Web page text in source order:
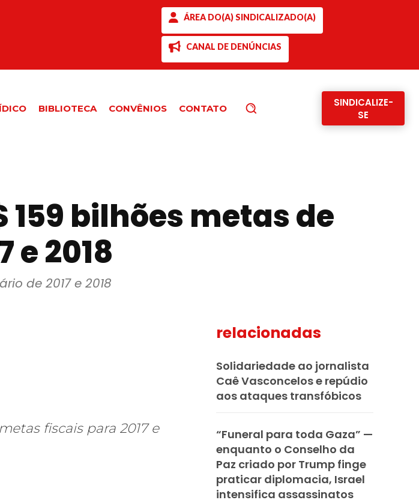
ÁREA DO(A) SINDICALIZADO(A)
CANAL DE DENÚNCIAS
BIBLIOTECA CONVÊNIOS CONTATO
SINDICALIZE-
SE
bilhões metas de
e 2018
de 2017 e 2018
fiscais para 2017 e
relacionadas
Solidariedade ao jornalista
Caê Vasconcelos e repúdio
aos ataques transfóbicos
“Funeral para toda Gaza” —
enquanto o Conselho da
Paz criado por Trump finge
praticar diplomacia, Israel
intensifica assassinatos